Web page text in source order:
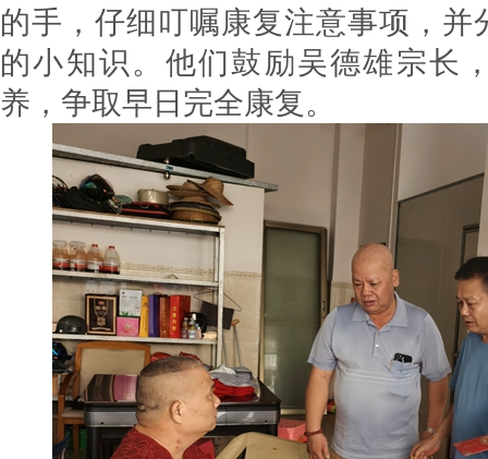
的手，仔细叮嘱康复注意事项，并
的小知识。他们鼓励吴德雄宗长
养，争取早日完全康复。